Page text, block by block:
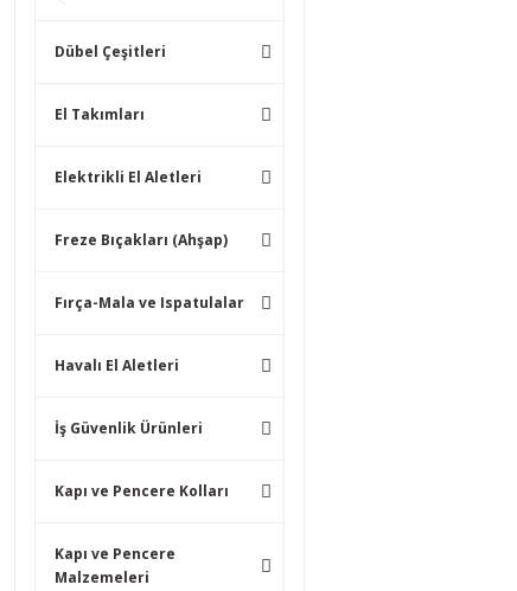
Dübel Çeşitleri
El Takımları
Elektrikli El Aletleri
Freze Bıçakları (Ahşap)
Fırça-Mala ve Ispatulalar
Havalı El Aletleri
İş Güvenlik Ürünleri
Kapı ve Pencere Kolları
Kapı ve Pencere
Malzemeleri